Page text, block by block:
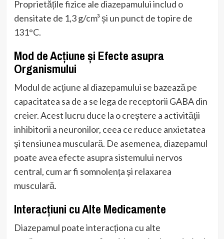
Proprietățile fizice ale diazepamului includ o
densitate de 1,3 g/cm³ și un punct de topire de
131°C.
Mod de Acțiune și Efecte asupra
Organismului
Modul de acțiune al diazepamului se bazează pe
capacitatea sa de a se lega de receptorii GABA din
creier. Acest lucru duce la o creștere a activității
inhibitorii a neuronilor, ceea ce reduce anxietatea
și tensiunea musculară. De asemenea, diazepamul
poate avea efecte asupra sistemului nervos
central, cum ar fi somnolența și relaxarea
musculară.
Interacțiuni cu Alte Medicamente
Diazepamul poate interacționa cu alte